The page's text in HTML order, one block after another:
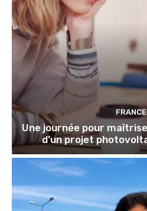
FRANCE
Une journée pour
d’un projet